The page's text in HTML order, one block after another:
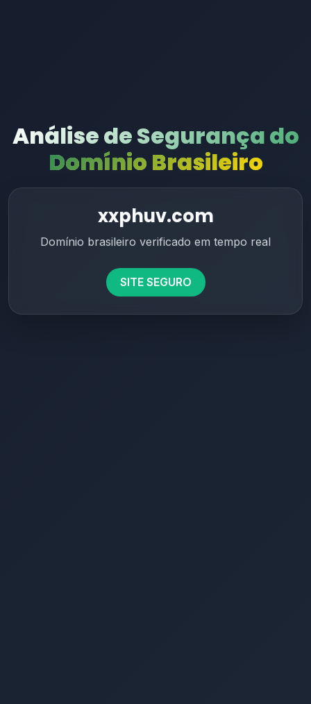
Análise de Segurança do
Domínio Brasileiro
xxphuv.com
Domínio brasileiro verificado em tempo real
SITE SEGURO